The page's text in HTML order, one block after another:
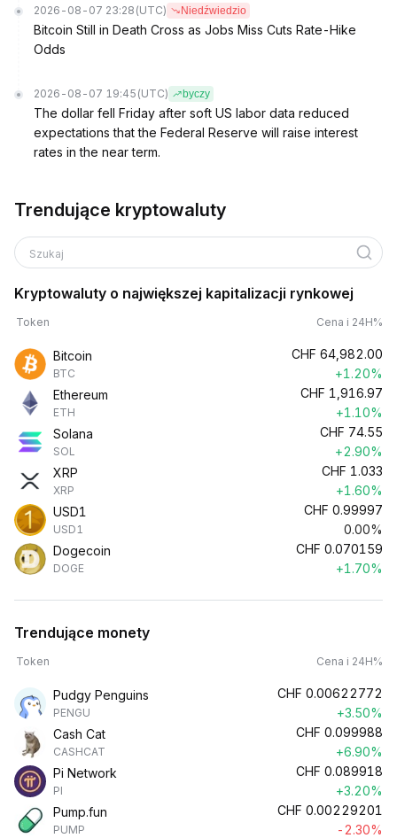
2026-08-07 23:28 (UTC) Niedźwiedzio
Bitcoin Still in Death Cross as Jobs Miss Cuts Rate-Hike
Odds
2026-08-07 19:45 (UTC) byczy
The dollar fell Friday after soft US labor data reduced
expectations that the Federal Reserve will raise interest
rates in the near term.
Trendujące kryptowaluty
Szukaj
Kryptowaluty o największej kapitalizacji rynkowej
Token Cena i 24H%
Bitcoin
BTC
CHF 64,982.00
+1.20%
Ethereum
ETH
CHF 1,916.97
+1.10%
Solana
SOL
CHF 74.55
+2.90%
XRP
XRP
CHF 1.033
+1.60%
USD1
USD1
CHF 0.99997
0.00%
Dogecoin
DOGE
CHF 0.070159
+1.70%
Trendujące monety
Token Cena i 24H%
Pudgy Penguins
PENGU
CHF 0.00622772
+3.50%
Cash Cat
CASHCAT
CHF 0.099988
+6.90%
Pi Network
PI
CHF 0.089918
+3.20%
Pump.fun
PUMP
CHF 0.00229201
-2.30%